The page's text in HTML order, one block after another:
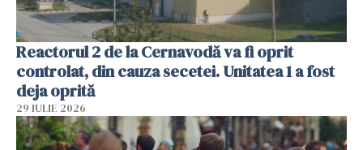
Reactorul 2 de la Cernavodă va fi oprit
controlat, din cauza secetei. Unitatea 1 a fost
deja oprită
29 IULIE 2026